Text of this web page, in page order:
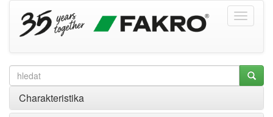
Charakteristika